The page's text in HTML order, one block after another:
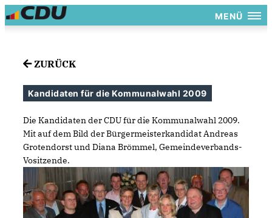
MENÜ
ZURÜCK
Kandidaten für die Kommunalwahl 2009
Die Kandidaten der CDU für die Kommunalwahl 2009.
Mit auf dem Bild der Bürgermeisterkandidat Andreas
Grotendorst und Diana Brömmel, Gemeindeverbands-
Vositzende.